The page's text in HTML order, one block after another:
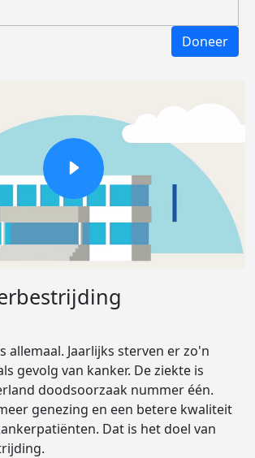
Doneer
allemaal. Jaarlijks sterven er zo'n
gevolg van kanker. De ziekte is
doodsoorzaak nummer één.
genezing en een betere kwaliteit
Dat is het doel van